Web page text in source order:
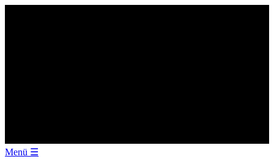
Menü ☰